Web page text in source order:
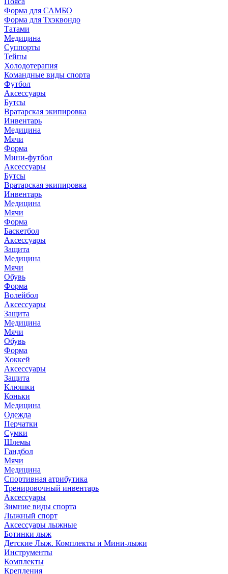
Форма для САМБО
Форма для Тхэквондо
Татами
Медицина
Суппорты
Тейпы
Холодотерапия
Командные виды спорта
Футбол
Аксессуары
Бутсы
Вратарская экипировка
Инвентарь
Медицина
Мячи
Форма
Мини-футбол
Аксессуары
Бутсы
Вратарская экипировка
Инвентарь
Медицина
Мячи
Форма
Баскетбол
Аксессуары
Защита
Медицина
Мячи
Обувь
Форма
Волейбол
Аксессуары
Защита
Медицина
Мячи
Обувь
Форма
Хоккей
Аксессуары
Защита
Клюшки
Коньки
Медицина
Одежда
Перчатки
Сумки
Шлемы
Гандбол
Мячи
Медицина
Спортивная атрибутика
Тренировочный инвентарь
Аксессуары
Зимние виды спорта
Лыжный спорт
Аксессуары лыжные
Ботинки лыж
Детские Лыж. Комплекты и Мини-лыжи
Инструменты
Комплекты
Крепления